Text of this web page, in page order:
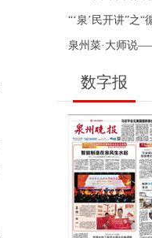
数字报